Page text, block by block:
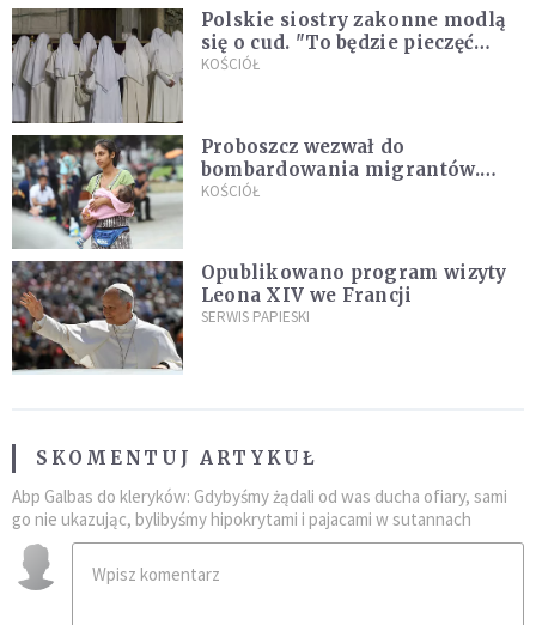
Polskie siostry zakonne modlą
się o cud. "To będzie pieczęć
Pana Boga dla naszej wiary"
KOŚCIÓŁ
Proboszcz wezwał do
bombardowania migrantów.
"Masowy ogień przeciwko
KOŚCIÓŁ
Opublikowano program wizyty
Leona XIV we Francji
SERWIS PAPIESKI
SKOMENTUJ ARTYKUŁ
Abp Galbas do kleryków: Gdybyśmy żądali od was ducha ofiary, sami
go nie ukazując, bylibyśmy hipokrytami i pajacami w sutannach